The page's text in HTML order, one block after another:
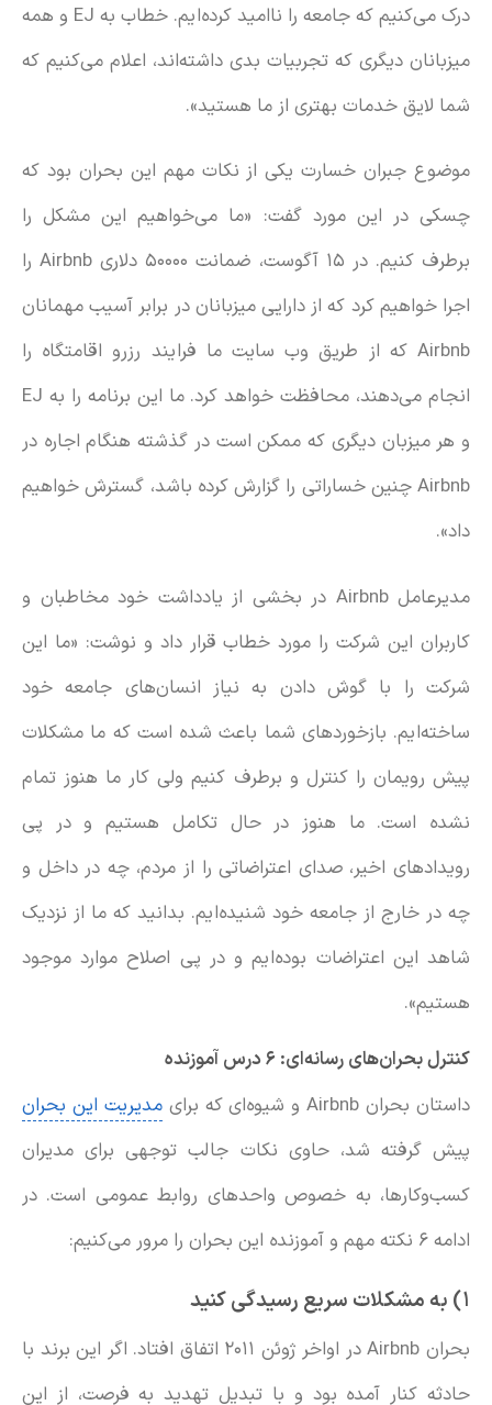
درک می‌کنیم که جامعه را ناامید کرده‌ایم. خطاب به EJ و همه
میزبانان دیگری که تجربیات بدی داشته‌اند، اعلام می‌کنیم که
شما لایق خدمات بهتری از ما هستید».
موضوع جبران خسارت یکی از نکات مهم این بحران بود که
چسکی در این مورد گفت: «ما می‌خواهیم این مشکل را
برطرف کنیم. در ۱۵ آگوست، ضمانت ۵۰۰۰۰ دلاری Airbnb را
اجرا خواهیم کرد که از دارایی میزبانان در برابر آسیب مهمانان
Airbnb که از طریق وب سایت ما فرایند رزرو اقامتگاه را
انجام می‌دهند، محافظت خواهد کرد. ما این برنامه را به EJ
و هر میزبان دیگری که ممکن است در گذشته هنگام اجاره در
Airbnb چنین خساراتی را گزارش کرده باشد، گسترش خواهیم
داد».
مدیرعامل Airbnb در بخشی از یادداشت خود مخاطبان و
کاربران این شرکت را مورد خطاب قرار داد و نوشت: «ما این
شرکت را با گوش دادن به نیاز انسان‌های جامعه خود
ساخته‌ایم. بازخوردهای شما باعث شده است که ما مشکلات
پیش رویمان را کنترل و برطرف کنیم ولی کار ما هنوز تمام
نشده است. ما هنوز در حال تکامل هستیم و در پی
رویدادهای اخیر، صدای اعتراضاتی را از مردم، چه در داخل و
چه در خارج از جامعه خود شنیده‌ایم. بدانید که ما از نزدیک
شاهد این اعتراضات بوده‌ایم و در پی اصلاح موارد موجود
هستیم».
کنترل بحران‌های رسانه‌ای: ۶ درس آموزنده
داستان بحران Airbnb و شیوه‌ای که برای
مدیریت این بحران
پیش گرفته شد، حاوی نکات جالب توجهی برای مدیران
کسب‌وکارها، به خصوص واحدهای روابط عمومی است. در
ادامه ۶ نکته مهم و آموزنده این بحران را مرور می‌کنیم:
۱) به مشکلات سریع رسیدگی کنید
بحران Airbnb در اواخر ژوئن ۲۰۱۱ اتفاق افتاد. اگر این برند با
حادثه کنار آمده بود و با تبدیل تهدید به فرصت، از این